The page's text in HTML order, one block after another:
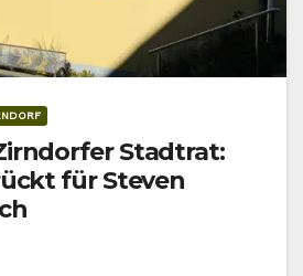
Stadtrat:
für Steven